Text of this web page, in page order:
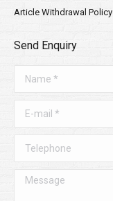
Article Withdrawal Policy
Send Enquiry
Message